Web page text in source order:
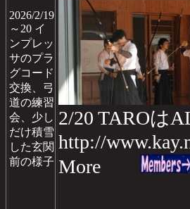
2026/2/19
～20 イ
ンプレッ
サのプラ
グコード
交換、弓
道の練習
会、少し
だけ積雪
した玄関
前の様子
2/20 TAROは
http://
More